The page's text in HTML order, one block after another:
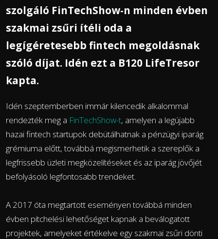
szolgáló FinTechShow-n minden évben
szakmai zsűri ítéli oda a
legígéretesebb fintech megoldásnak
szóló díjat. Idén ezt a B120 LifeTresor
kapta.
Idén szeptemberben immár kilencedik alkalommal
rendezték meg a FinTechShow-t, amelyen a legújabb
hazai fintech startupok debütálhatnak a pénzügyi iparág
grémiuma előtt, továbbá megismerhetik a szereplők a
legfrissebb üzleti megközelítéseket és az iparág jövőjét
befolyásoló legfontosabb trendeket.
A 2017 óta megtartott eseményen továbbá minden
évben pitchelési lehetőséget kapnak a beválogatott
projektek, amelyeket értékelve egy szakmai zsűri dönti